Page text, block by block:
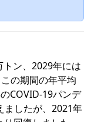
ン、2029年には
の期間の年平均
COVID-19パンデ
ましたが、2021年